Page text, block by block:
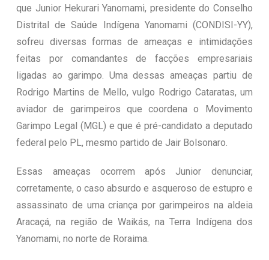
que Junior Hekurari Yanomami, presidente do Conselho
Distrital de Saúde Indígena Yanomami (CONDISI-YY),
sofreu diversas formas de ameaças e intimidações
feitas por comandantes de facções empresariais
ligadas ao garimpo. Uma dessas ameaças partiu de
Rodrigo Martins de Mello, vulgo Rodrigo Cataratas, um
aviador de garimpeiros que coordena o Movimento
Garimpo Legal (MGL) e que é pré-candidato a deputado
federal pelo PL, mesmo partido de Jair Bolsonaro.
Essas ameaças ocorrem após Junior denunciar,
corretamente, o caso absurdo e asqueroso de estupro e
assassinato de uma criança por garimpeiros na aldeia
Aracaçá, na região de Waikás, na Terra Indígena dos
Yanomami, no norte de Roraima.